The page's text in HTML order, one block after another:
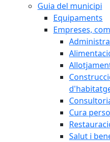
Guia del municipi
Equipaments
Empreses,
Cura
Salut i